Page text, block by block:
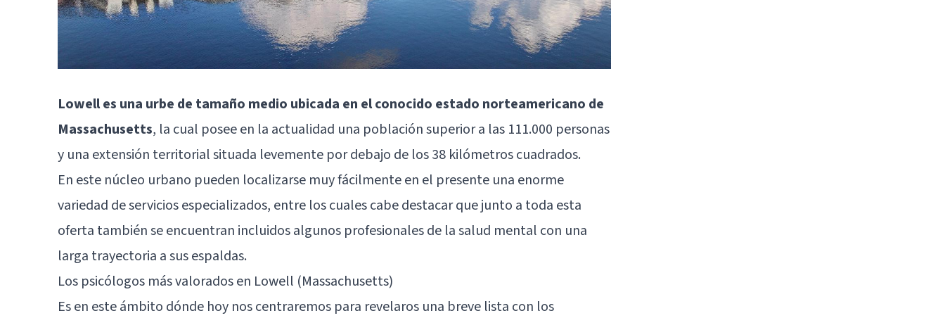
Lowell es una urbe de tamaño medio ubicada en el conocido estado norteamericano de
Massachusetts, la cual posee en la actualidad una población superior a las 111.000 personas
y una extensión territorial situada levemente por debajo de los 38 kilómetros cuadrados.
En este núcleo urbano pueden localizarse muy fácilmente en el presente una enorme
variedad de servicios especializados, entre los cuales cabe destacar que junto a toda esta
oferta también se encuentran incluidos algunos profesionales de la salud mental con una
larga trayectoria a sus espaldas.
Los psicólogos más valorados en Lowell (Massachusetts)
Es en este ámbito dónde hoy nos centraremos para revelaros una breve lista con los